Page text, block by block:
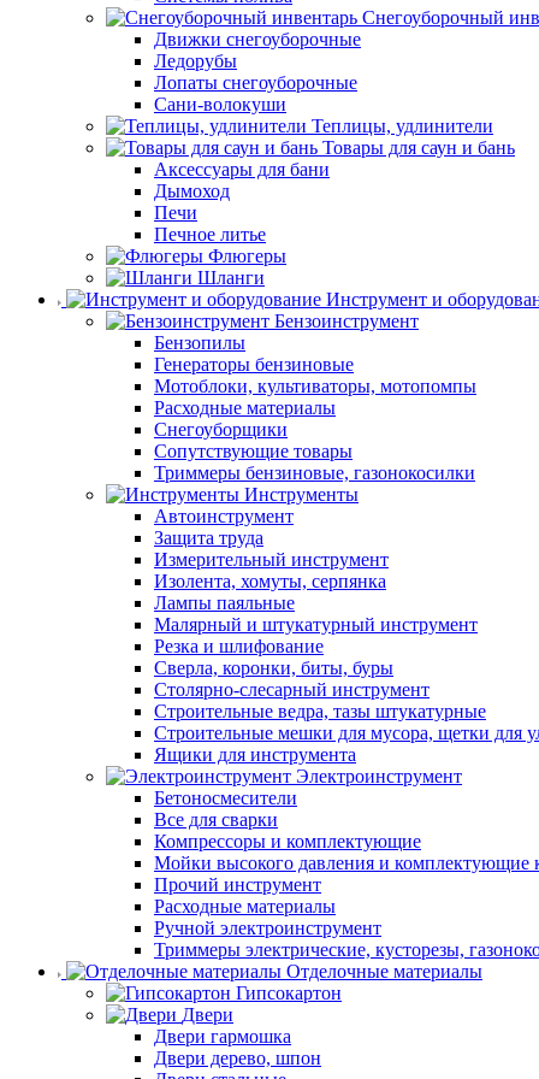
Снегоуборочный
Движки снегоуборочные
Ледорубы
Лопаты снегоуборочные
Сани-волокуши
Теплицы, удлинители
Товары для саун и бань
Аксессуары для бани
Дымоход
Печи
Печное литье
Флюгеры
Шланги
Инструмент и
Бензоинструмент
Бензопилы
Генераторы бензиновые
Мотоблоки, культиваторы, мотопомпы
Расходные материалы
Снегоуборщики
Сопутствующие товары
Триммеры бензиновые, газонокосилки
Инструменты
Автоинструмент
Защита труда
Измерительный инструмент
Изолента, хомуты, серпянка
Лампы паяльные
Малярный и штукатурный инструмент
Резка и шлифование
Сверла, коронки, биты, буры
Столярно-слесарный инструмент
Строительные ведра, тазы штукатурные
Строительные мешки для мусора, щетки для
Ящики для инструмента
Электроинструмент
Бетоносмесители
Все для сварки
Компрессоры и комплектующие
Мойки высокого давления и комплектующие
Прочий инструмент
Расходные материалы
Ручной электроинструмент
Триммеры электрические, кусторезы,
Отделочные материалы
Гипсокартон
Двери
Двери гармошка
Двери дерево, шпон